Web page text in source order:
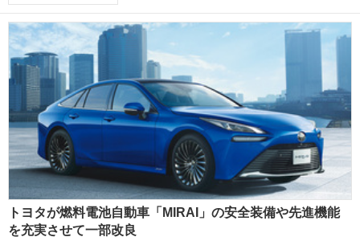
トヨタが燃料電池自動車「MIRAI」の安全装備や先進機能
を充実させて一部改良